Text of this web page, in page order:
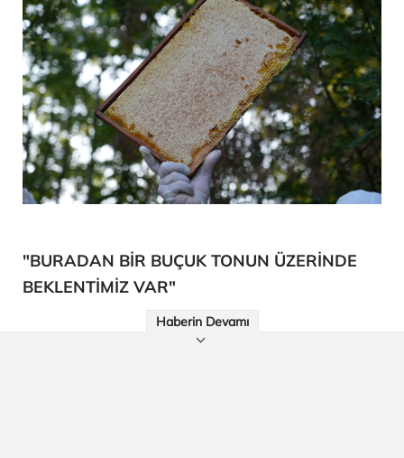
"BURADAN BİR BUÇUK TONUN ÜZERİNDE
BEKLENTİMİZ VAR"
Haberin Devamı